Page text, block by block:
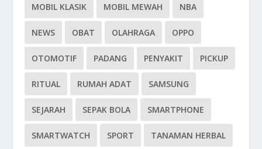
MOBIL KLASIK MOBIL MEWAH NBA
NEWS OBAT OLAHRAGA OPPO
OTOMOTIF PADANG PENYAKIT PICKUP
RITUAL RUMAH ADAT SAMSUNG
SEJARAH SEPAK BOLA SMARTPHONE
SMARTWATCH SPORT TANAMAN HERBAL